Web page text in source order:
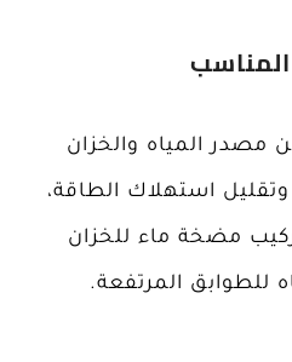
مصدر المياه والخزان
استهلاك الطاقة،
مضخة ماء للخزان
للطوابق المرتفعة.